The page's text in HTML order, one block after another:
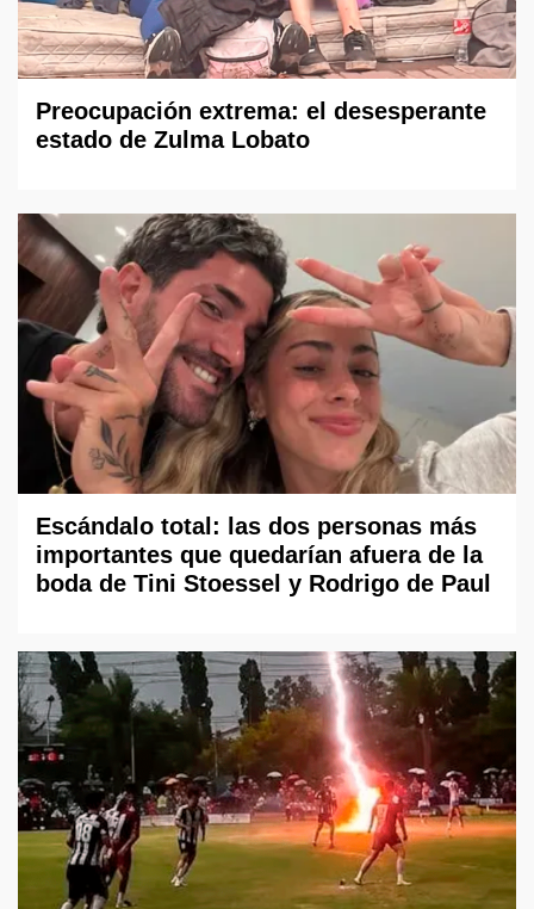
Preocupación extrema: el desesperante
estado de Zulma Lobato
Escándalo total: las dos personas más
importantes que quedarían afuera de la
boda de Tini Stoessel y Rodrigo de Paul